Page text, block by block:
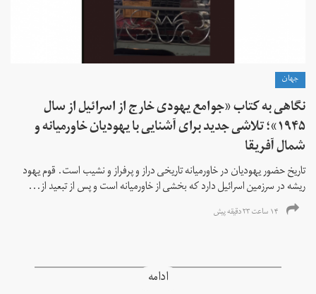
جهان
نگاهی به کتاب «جوامع یهودی خارج از اسرائیل از سال
۱۹۴۵»؛ تلاشی جدید برای آشنایی با یهودیان خاورمیانه و
شمال آفریقا
تاریخ حضور یهودیان در خاورمیانه تاریخی دراز و پرفراز و نشیب است. قوم یهود
ریشه در سرزمین اسرائیل دارد که بخشی از خاورمیانه است و پس از تبعید از...
۱۴ ساعت ۲۳ دقیقه پیش
ادامه